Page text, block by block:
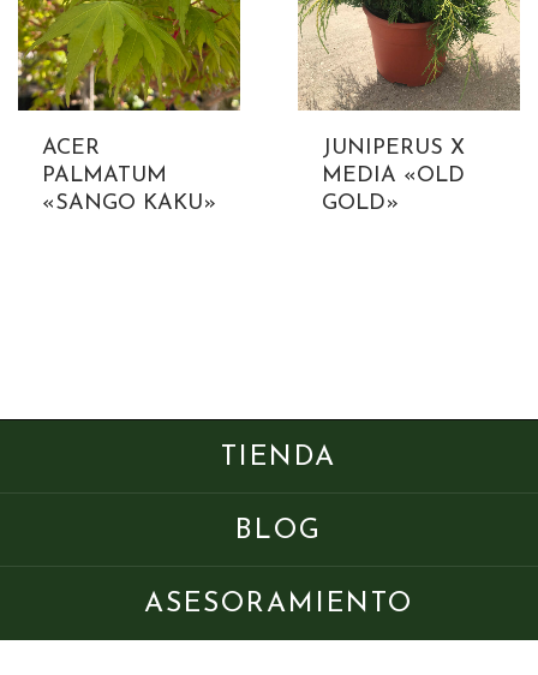
ACER
PALMATUM
«SANGO KAKU»
JUNIPERUS X
MEDIA «OLD
GOLD»
TIENDA
BLOG
ASESORAMIENTO